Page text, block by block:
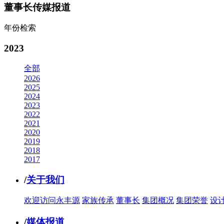
董事长传媒报道
年份检索
2023
全部
2026
2025
2024
2023
2022
2021
2020
2019
2018
2017
/关于我们
欢迎访问永丰源 家族传承 董事长 集团概况 集团荣誉 设
/媒体报道